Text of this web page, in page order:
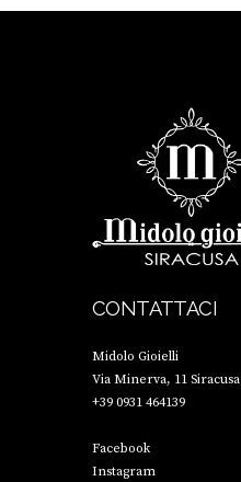
CONTATTACI
Midolo Gioielli
Via Minerva, 11 Siracusa
+39 0931 464139
Facebook
Instagram